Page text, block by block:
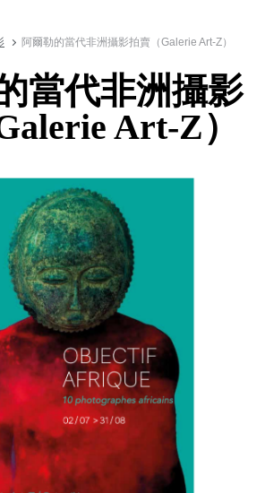
阿爾勒的當代非洲攝影拍賣（Galerie Art-Z）
當代非洲攝影
Art-Z）